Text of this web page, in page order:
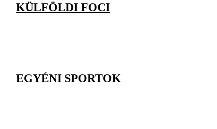
KÜLFÖLDI FOCI
EGYÉNI SPORTOK